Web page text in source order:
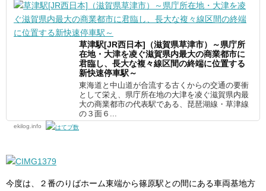
草津駅[JR西日本]（滋賀県草津市）～県庁所
在地・大津を凌ぐ滋賀県内最大の商業都市に
君臨し、長大な複々線区間の終端に位置する
新快速停車駅～
東海道と中山道が合流する古くからの交通の要衝
として栄え、県庁所在地の大津を凌ぐ滋賀県内最
大の商業都市の代表駅である、琵琶湖線・草津線
の３面６...
ekilog.info
今度は、２番のりばホーム東端から篠原駅との間にある車両基地方